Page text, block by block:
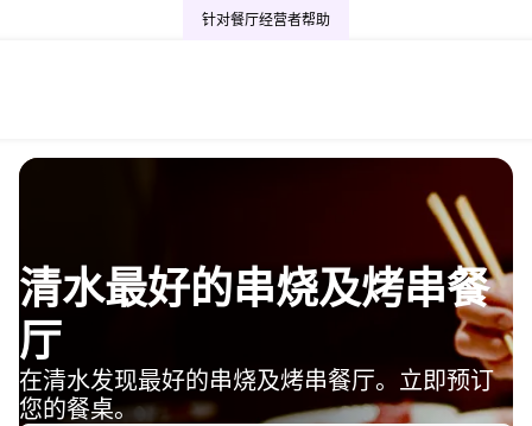
针对餐厅经营者帮助
清水最好的串烧及烤串餐
厅
在清水发现最好的串烧及烤串餐厅。立即预订
您的餐桌。